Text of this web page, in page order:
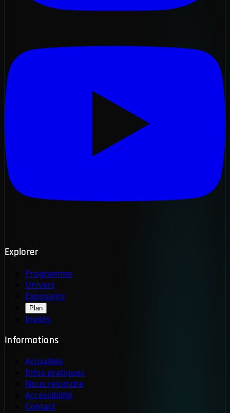
Explorer
Programme
Univers
Exposants
Plan
Invités
Informations
Actualités
Infos pratiques
Nous rejoindre
Accessibilité
Contact